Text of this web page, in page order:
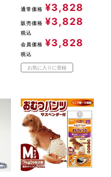
通常価格 ¥3,828
販売価格 ¥3,828
税込
会員価格 ¥3,828
税込
お気に入りに登録